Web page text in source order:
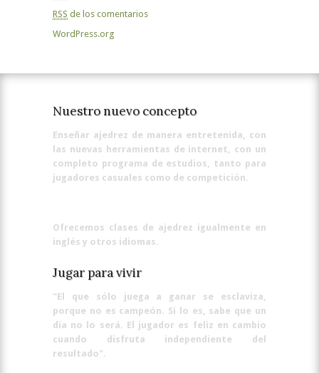
RSS de los comentarios
WordPress.org
Nuestro nuevo concepto
Enseñar ajedrez de manera entretenida, con
las nuevas herramientas de internet, con un
completo programa de estudios, tanto para
jugadores casuales como de competición.
Ofrecemos clases de ajedrez igualmente en
inglés y otros idiomas.
Jugar para vivir
"El que sólo juega a ganar se esclaviza,
porque no es campeón. Si lo es, sabe que un
día no lo será. El jugador es feliz en cambio
cuando disfruta independiente del
resultado".